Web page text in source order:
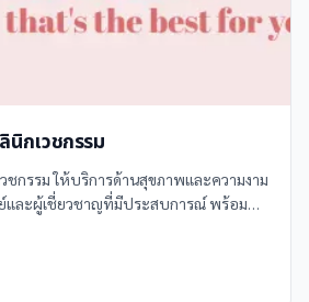
นิกเวชกรรม
ชกรรม ให้บริการด้านสุขภาพและความงาม
และผู้เชี่ยวชาญที่มีประสบการณ์ พร้อม
ย: -